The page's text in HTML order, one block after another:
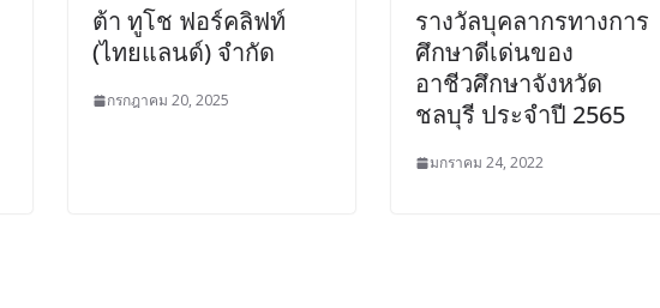
ต้า ทูโช ฟอร์คลิฟท์
(ไทยแลนด์) จำกัด
กรกฎาคม 20, 2025
รางวัลบุคลากรทางการ
ศึกษาดีเด่นของ
อาชีวศึกษาจังหวัด
ชลบุรี ประจำปี 2565
มกราคม 24, 2022